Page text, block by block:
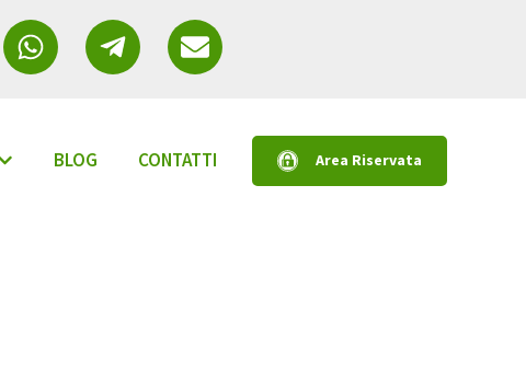
Mostra sottomenu per Servizi
BLOG CONTATTI Area Riservata